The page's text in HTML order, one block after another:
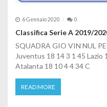
6 Gennaio 2020 0
Classifica Serie A 2019/
SQUADRA GIO VIN NUL
Juventus 18 14 3 1 45 Lazio
Atalanta 18 10 4 4 34 C
READ MORE